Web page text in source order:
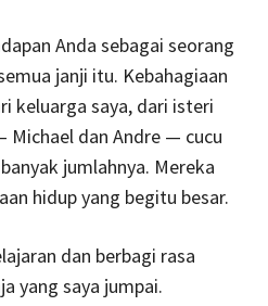
Anda sebagai seorang
janji itu. Kebahagiaan
keluarga saya, dari isteri
Michael dan Andre — cucu
jumlahnya. Mereka
hidup yang begitu besar.
dan berbagi rasa
yang saya jumpai.